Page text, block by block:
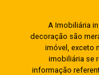
A Imobiliária
decoração são
imóvel, exceto
imobiliária se
informação